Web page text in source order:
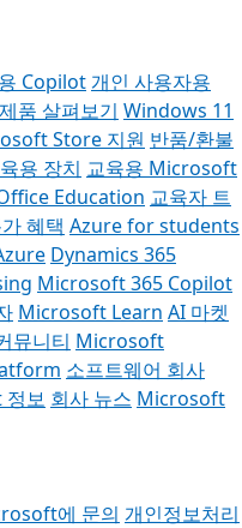
Copilot개인 사용자용
품 살펴보기 Windows 11
Store 지원 반품/환불
용 장치 교육용 Microsoft
Education 교육자 트
혜택 Azure for students
Dynamics 365
Microsoft 365 Copilot
Microsoft Learn AI 마켓
뮤니티 Microsoft
소프트웨어 회사
보 회사 뉴스 Microsoft
에 문의 개인정보처리